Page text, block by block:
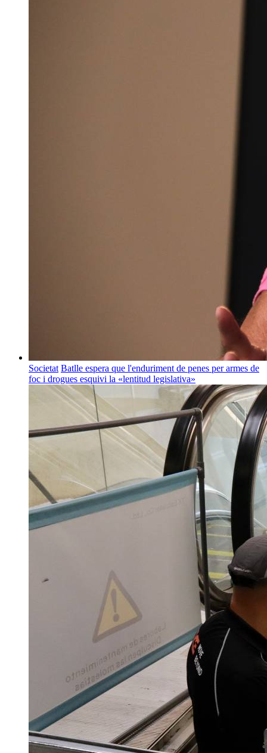
Societat Batlle espera que l'enduriment de penes per armes de
foc i drogues esquivi la «lentitud legislativa»